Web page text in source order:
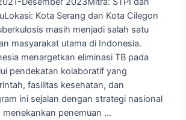
Kota Serang dan Kota Cilegon
masih menjadi salah satu
masyarakat utama di Indonesia.
menargetkan eliminasi TB pada
pendekatan kolaboratif yang
fasilitas kesehatan, dan
ini sejalan dengan strategi nasional
menekankan penemuan …